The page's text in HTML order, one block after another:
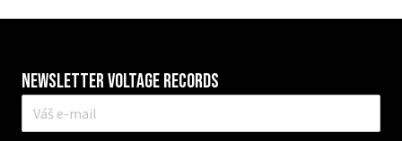
Newsletter VOLTAGE RECORDS
mail